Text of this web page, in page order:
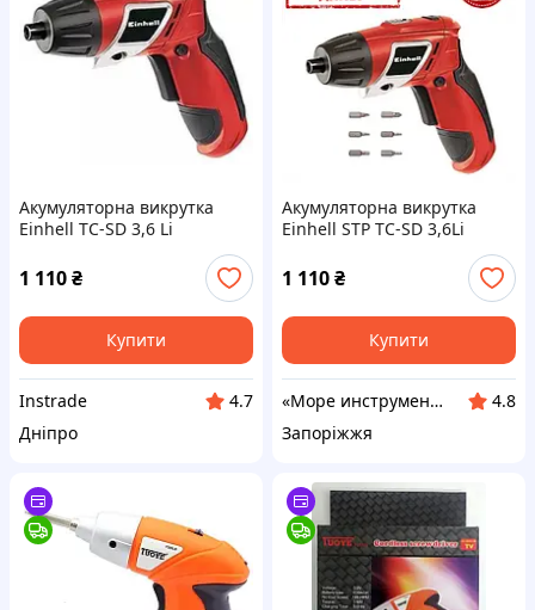
Акумуляторна викрутка
Einhell TC-SD 3,6 Li
1 110₴
Купити
Instrade
4.7
Дніпро
Акумуляторна викрутка
Einhell STP TC-SD 3,6Li
1 110₴
Купити
«Море инструментов»
4.8
Запоріжжя